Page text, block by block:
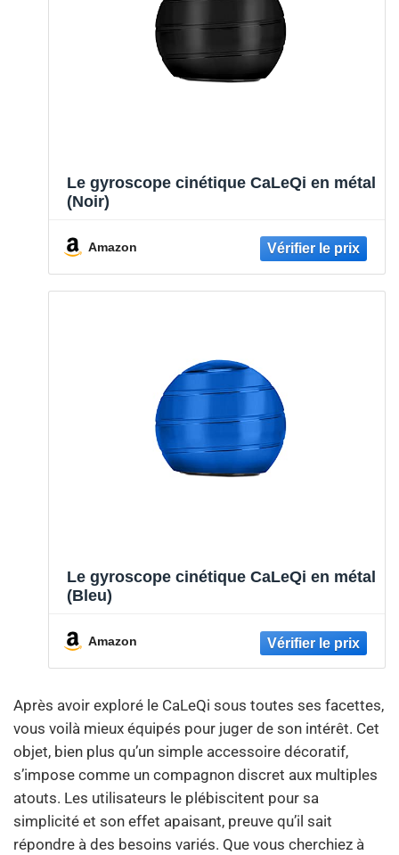
Le gyroscope cinétique CaLeQi en métal
(Noir)
Amazon
Le gyroscope cinétique CaLeQi en métal
(Bleu)
Amazon
Après avoir exploré le CaLeQi sous toutes ses facettes,
vous voilà mieux équipés pour juger de son intérêt. Cet
objet, bien plus qu’un simple accessoire décoratif,
s’impose comme un compagnon discret aux multiples
atouts. Les utilisateurs le plébiscitent pour sa
simplicité et son effet apaisant, preuve qu’il sait
répondre à des besoins variés. Que vous cherchiez à